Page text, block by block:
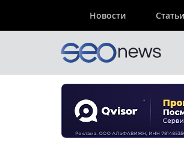
Новости Статьи